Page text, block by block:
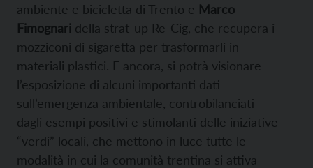
ambiente e bicicletta di Trento e Marco
Fimognari della strat-up Re-Cig, che recupera i
mozziconi di sigaretta per trasformarli in
materiali plastici. E ancora, si potrà visionare
l’esposizione di alcuni importanti dati
sull’emergenza ambientale, controbilanciati
dagli esempi positivi e stimolanti delle iniziative
“verdi” locali, che mettono in luce tutte le
modalità in cui la comunità trentina si attiva